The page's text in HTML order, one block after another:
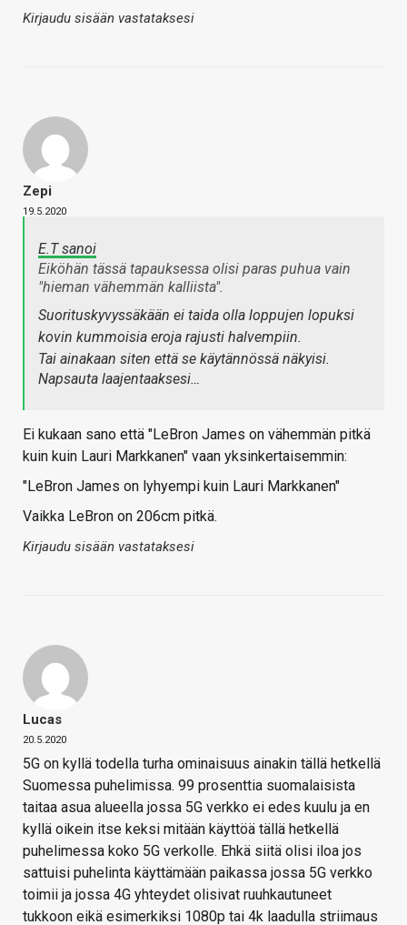
Kirjaudu sisään vastataksesi
Zepi
19.5.2020
E.T sanoi
Eiköhän tässä tapauksessa olisi paras puhua vain
"hieman vähemmän kalliista".
Suorituskyvyssäkään ei taida olla loppujen lopuksi
kovin kummoisia eroja rajusti halvempiin.
Tai ainakaan siten että se käytännössä näkyisi.
Napsauta laajentaaksesi…
Ei kukaan sano että "LeBron James on vähemmän pitkä
kuin kuin Lauri Markkanen" vaan yksinkertaisemmin:
"LeBron James on lyhyempi kuin Lauri Markkanen"
Vaikka LeBron on 206cm pitkä.
Kirjaudu sisään vastataksesi
Lucas
20.5.2020
5G on kyllä todella turha ominaisuus ainakin tällä hetkellä
Suomessa puhelimissa. 99 prosenttia suomalaisista
taitaa asua alueella jossa 5G verkko ei edes kuulu ja en
kyllä oikein itse keksi mitään käyttöä tällä hetkellä
puhelimessa koko 5G verkolle. Ehkä siitä olisi iloa jos
sattuisi puhelinta käyttämään paikassa jossa 5G verkko
toimii ja jossa 4G yhteydet olisivat ruuhkautuneet
tukkoon eikä esimerkiksi 1080p tai 4k laadulla striimaus